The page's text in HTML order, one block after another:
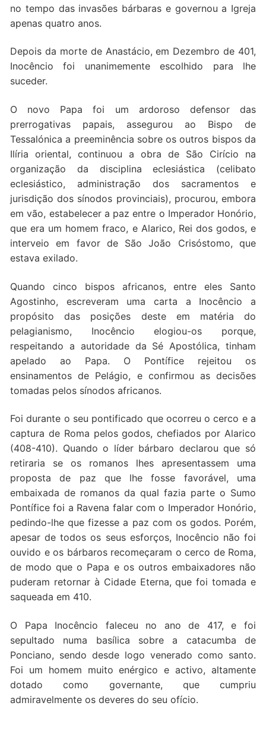
no tempo das invasões bárbaras e governou a Igreja
apenas quatro anos.
Depois da morte de Anastácio, em Dezembro de 401,
Inocêncio foi unanimemente escolhido para lhe
suceder.
O novo Papa foi um ardoroso defensor das
prerrogativas papais, assegurou ao Bispo de
Tessalónica a preeminência sobre os outros bispos da
Ilíria oriental, continuou a obra de São Cirício na
organização da disciplina eclesiástica (celibato
eclesiástico, administração dos sacramentos e
jurisdição dos sínodos provinciais), procurou, embora
em vão, estabelecer a paz entre o Imperador Honório,
que era um homem fraco, e Alarico, Rei dos godos, e
interveio em favor de São João Crisóstomo, que
estava exilado.
Quando cinco bispos africanos, entre eles Santo
Agostinho, escreveram uma carta a Inocêncio a
propósito das posições deste em matéria do
pelagianismo, Inocêncio elogiou-os porque,
respeitando a autoridade da Sé Apostólica, tinham
apelado ao Papa. O Pontífice rejeitou os
ensinamentos de Pelágio, e confirmou as decisões
tomadas pelos sínodos africanos.
Foi durante o seu pontificado que ocorreu o cerco e a
captura de Roma pelos godos, chefiados por Alarico
(408-410). Quando o líder bárbaro declarou que só
retiraria se os romanos lhes apresentassem uma
proposta de paz que lhe fosse favorável, uma
embaixada de romanos da qual fazia parte o Sumo
Pontífice foi a Ravena falar com o Imperador Honório,
pedindo-lhe que fizesse a paz com os godos. Porém,
apesar de todos os seus esforços, Inocêncio não foi
ouvido e os bárbaros recomeçaram o cerco de Roma,
de modo que o Papa e os outros embaixadores não
puderam retornar à Cidade Eterna, que foi tomada e
saqueada em 410.
O Papa Inocêncio faleceu no ano de 417, e foi
sepultado numa basílica sobre a catacumba de
Ponciano, sendo desde logo venerado como santo.
Foi um homem muito enérgico e activo, altamente
dotado como governante, que cumpriu
admiravelmente os deveres do seu ofício.